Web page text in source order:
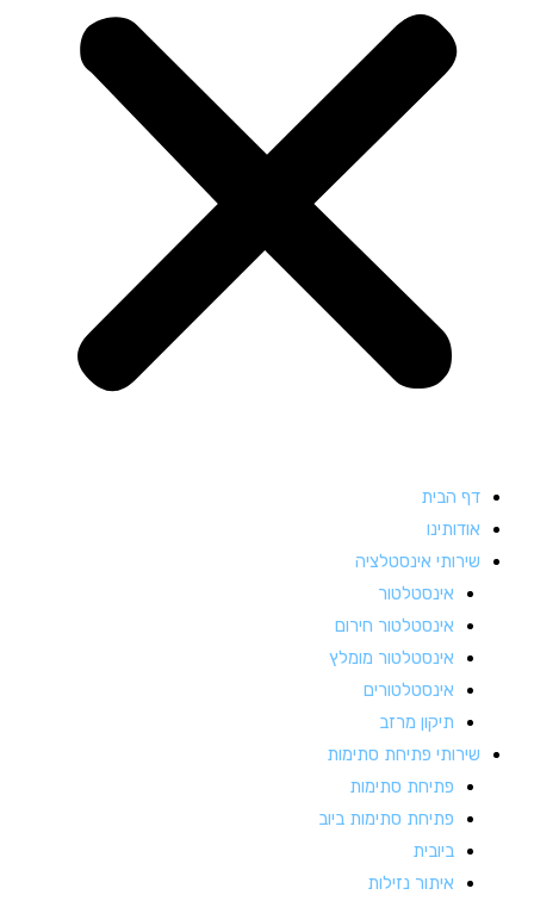
דף הבית
אודותינו
שירותי אינסטלציה
אינסטלטור
אינסטלטור חירום
אינסטלטור מומלץ
אינסטלטורים
תיקון מרזב
שירותי פתיחת סתימות
פתיחת סתימות
פתיחת סתימות ביוב
ביובית
איתור נזילות